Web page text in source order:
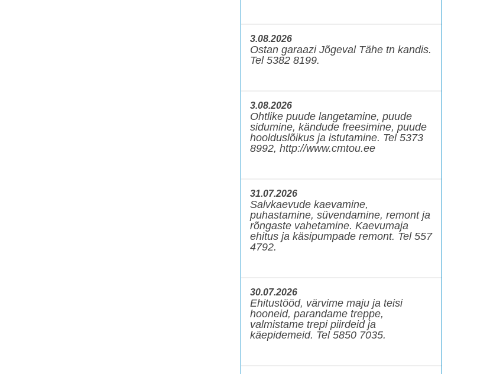
3.08.2026
Ostan garaazi Jõgeval Tähe tn kandis.
Tel 5382 8199.
3.08.2026
Ohtlike puude langetamine, puude
sidumine, kändude freesimine, puude
hoolduslõikus ja istutamine. Tel 5373
8992, http://www.cmtou.ee
31.07.2026
Salvkaevude kaevamine,
puhastamine, süvendamine, remont ja
rõngaste vahetamine. Kaevumaja
ehitus ja käsipumpade remont. Tel 557
4792.
30.07.2026
Ehitustööd, värvime maju ja teisi
hooneid, parandame treppe,
valmistame trepi piirdeid ja
käepidemeid. Tel 5850 7035.